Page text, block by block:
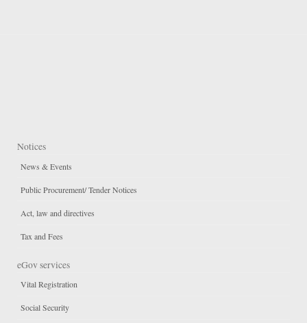
Notices
News & Events
Public Procurement/ Tender Notices
Act, law and directives
Tax and Fees
eGov services
Vital Registration
Social Security